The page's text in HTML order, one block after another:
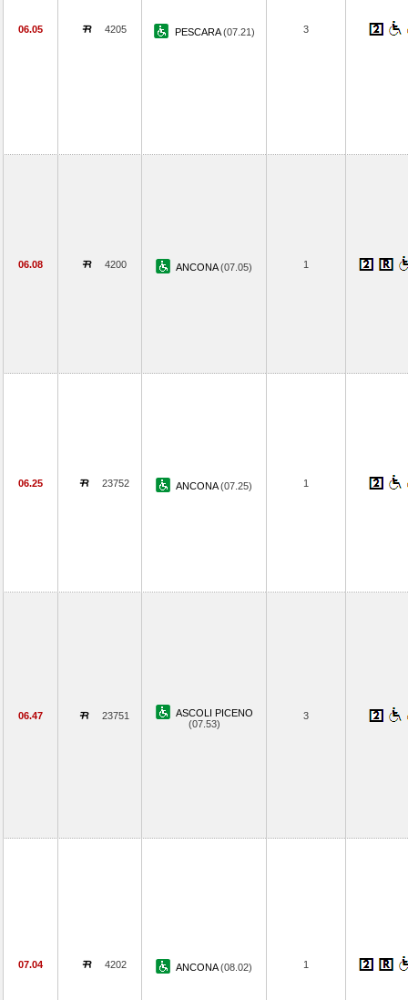
06.05 4205 PESCARA(07.21) 3
06.08 4200 ANCONA(07.05) 1
06.25 23752 ANCONA(07.25) 1
06.47 23751
ASCOLI PICENO
(07.53)
3
07.04 4202 ANCONA(08.02) 1